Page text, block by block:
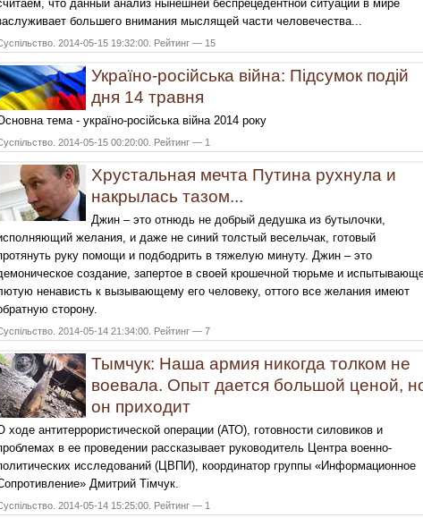
что данный анализ нынешней беспрецедентной ситуации в мире
большего внимания мыслящей части человечества...
2014-05-15 19:32:00. Рейтинг — 15
Україно-російська війна: Підсумок подій
дня 14 травня
тема - україно-російська війна 2014 року
2014-05-15 00:20:00. Рейтинг — 1
Хрустальная мечта Путина рухнула и
накрылась тазом...
Джин – это отнюдь не добрый дедушка из бутылочки,
желания, и даже не синий толстый весельчак, готовый
руку помощи и подбодрить в тяжелую минуту. Джин – это
создание, запертое в своей крошечной тюрьме и
ненависть к вызывающему его человеку, оттого все желания имеют
сторону.
2014-05-14 21:34:00. Рейтинг — 7
Тымчук: Наша армия никогда толком не
воевала. Опыт дается большой ценой,
он приходит
ходе антитеррористической операции (АТО), готовности силовиков и
в ее проведении рассказывает руководитель Центра военно-
исследований (ЦВПИ), координатор группы «Информационное
Дмитрий Тімчук.
2014-05-14 15:25:00. Рейтинг — 1